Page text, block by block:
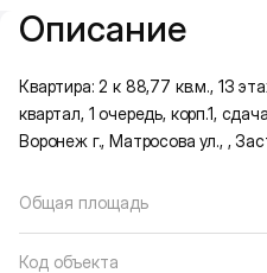
Подробная информация
Описание
Квартира: 2 к 88,77 кв.м., 13
квартал, 1 очередь, корп.1,
Воронеж г., Матросова ул., ,
Общая площадь
Код объекта